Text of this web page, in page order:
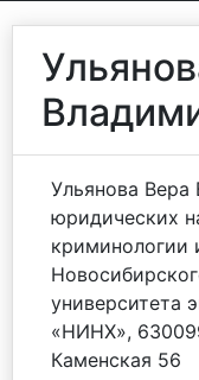
Ульянова Вера
юридических
криминологии
университета
«НИНХ»,
Каменская 56